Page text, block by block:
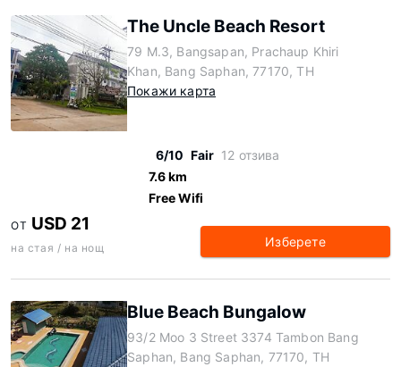
The Uncle Beach Resort
79 M.3, Bangsapan, Prachaup Khiri
Khan, Bang Saphan, 77170, TH
Покажи карта
6/10 Fair 12 отзива
7.6 km
Free Wifi
ОТ USD 21
на стая / на нощ Изберете
Blue Beach Bungalow
93/2 Moo 3 Street 3374 Tambon Bang
Saphan, Bang Saphan, 77170, TH